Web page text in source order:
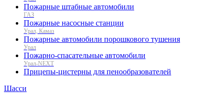
Пожарные штабные автомобили
ГАЗ
Пожарные насосные станции
Урал, Камаз
Пожарные автомобили порошкового тушения
Урал
Пожарно-спасательные автомобили
Урал-NEXT
Прицепы-цистерны для пенообразователей
Шасси